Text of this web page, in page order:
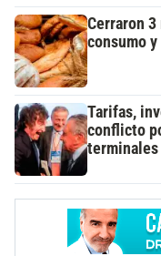
Cerraron 3
consumo
Tarifas,
conflicto
terminales